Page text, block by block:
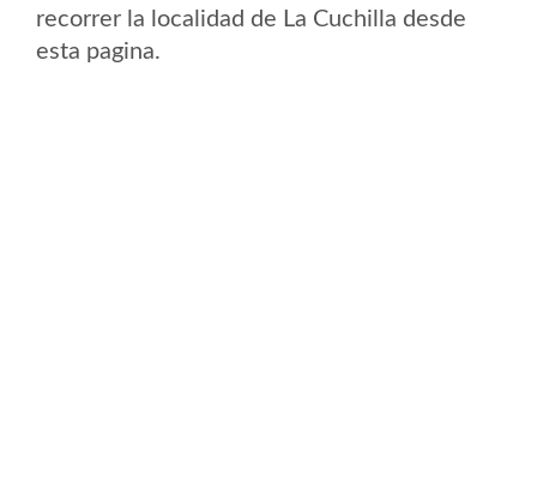
recorrer la localidad de La Cuchilla desde
esta pagina.